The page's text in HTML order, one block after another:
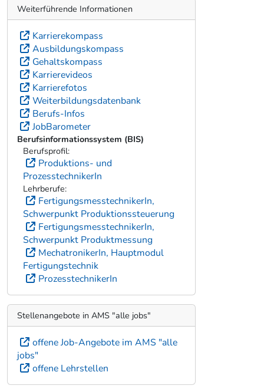
Weiterführende Informationen
Karrierekompass
Ausbildungskompass
Gehaltskompass
Karrierevideos
Karrierefotos
Weiterbildungsdatenbank
Berufs-Infos
JobBarometer
Berufsinformationssystem (BIS)
Berufsprofil:
Produktions- und
ProzesstechnikerIn
Lehrberufe:
FertigungsmesstechnikerIn,
Schwerpunkt Produktionssteuerung
FertigungsmesstechnikerIn,
Schwerpunkt Produktmessung
MechatronikerIn, Hauptmodul
Fertigungstechnik
ProzesstechnikerIn
Stellenangebote in AMS "alle jobs"
offene Job-Angebote im AMS "alle
jobs"
offene Lehrstellen